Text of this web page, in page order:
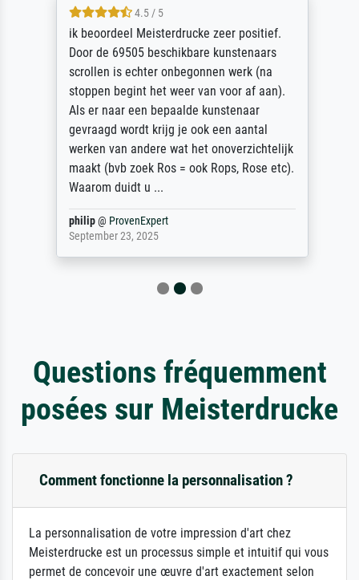
4.5 / 5
ik beoordeel Meisterdrucke zeer positief.
Door de 69505 beschikbare kunstenaars
scrollen is echter onbegonnen werk (na
stoppen begint het weer van voor af aan).
Als er naar een bepaalde kunstenaar
gevraagd wordt krijg je ook een aantal
werken van andere wat het onoverzichtelijk
maakt (bvb zoek Ros = ook Rops, Rose etc).
Waarom duidt u ...
philip@ ProvenExpert
September 23, 2025
Questions fréquemment
posées sur Meisterdrucke
Comment fonctionne la personnalisation ?
La personnalisation de votre impression d'art chez
Meisterdrucke est un processus simple et intuitif qui vous
permet de concevoir une œuvre d'art exactement selon